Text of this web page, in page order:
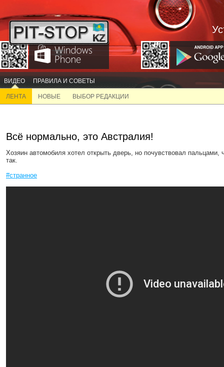
ВИДЕО ПРАВИЛА И СОВЕТЫ
ЛЕНТА НОВЫЕ ВЫБОР РЕДАКЦИИ
Всё нормально, это Австралия!
Хозяин автомобиля хотел открыть дверь, но почувствовал пальцами,
так.
#странное